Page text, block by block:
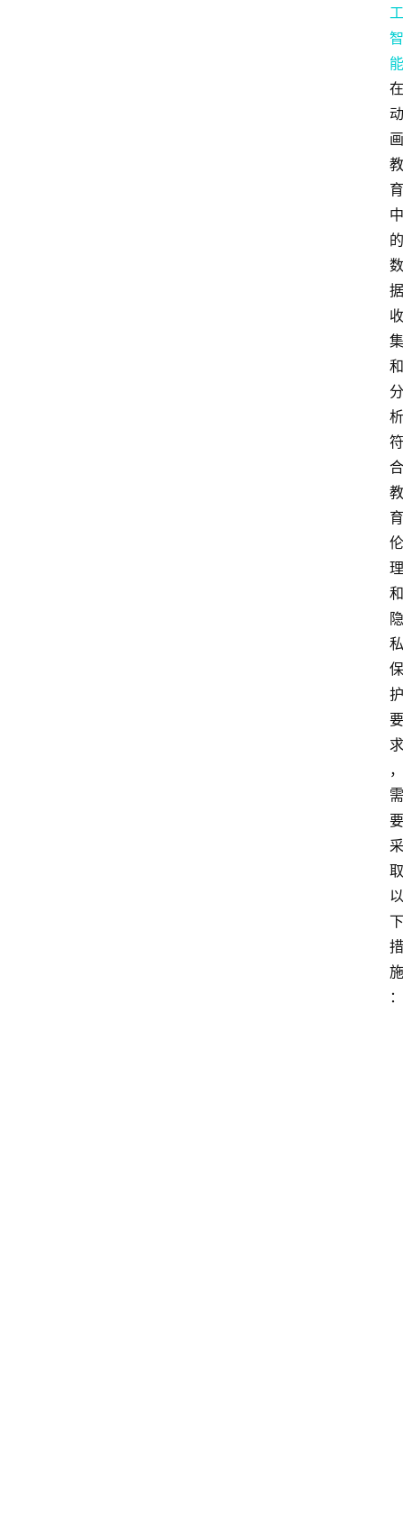
工
智
能
在
动
画
教
育
中
的
数
据
收
集
和
分
析
符
合
教
育
伦
理
和
隐
私
保
护
要
求
，
需
要
采
取
以
下
措
施
：